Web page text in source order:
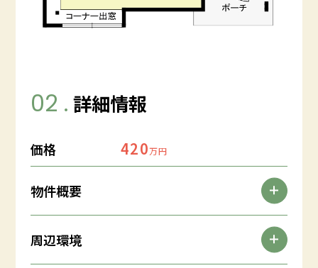
02 . 詳細情報
価格 420万円
物件概要
周辺環境